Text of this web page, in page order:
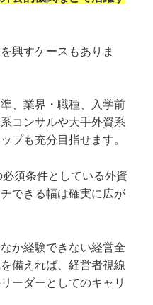
興すケースもありま
、業界・職種、入学前
コンサルや大手外資系
プも充分目指せます。
須条件としている外資
できる幅は確実に広が
か経験できない経営全
備えれば、経営者視線
ーダーとしてのキャリ